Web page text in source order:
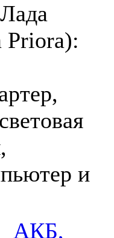
Priora):
и
АКБ,